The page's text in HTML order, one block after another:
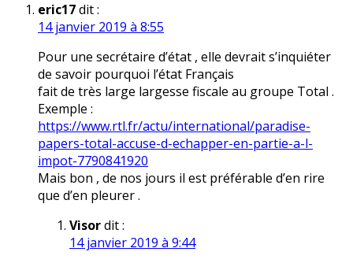
eric17dit :
14 janvier 2019 à 8:55
Pour une secrétaire d’état , elle devrait s’inquiéter
de savoir pourquoi l’état Français
fait de très large largesse fiscale au groupe Total .
Exemple :
https://www.rtl.fr/actu/international/paradise-
papers-total-accuse-d-echapper-en-partie-a-l-
impot-7790841920
Mais bon , de nos jours il est préférable d’en rire
que d’en pleurer .
Visordit :
14 janvier 2019 à 9:44